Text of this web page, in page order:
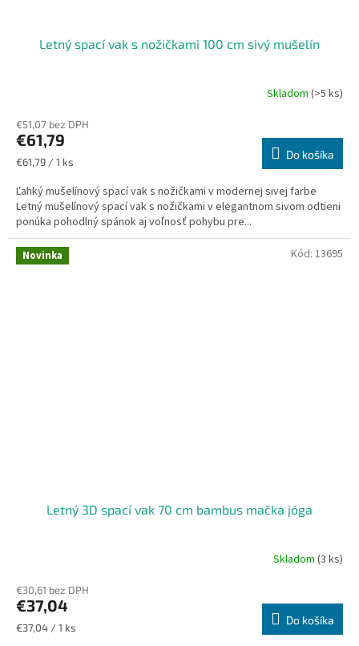
Letný spací vak s nožičkami 100 cm sivý mušelín
Skladom (>5 ks)
€51,07 bez DPH
€61,79
Jednotková
€61,79 / 1 ks
Do košíka
Ľahký mušelínový spací vak s nožičkami v modernej sivej farbe
Letný mušelínový spací vak s nožičkami v elegantnom sivom odtieni
ponúka pohodlný spánok aj voľnosť pohybu pre...
Novinka
Letný 3D spací vak 70 cm bambus mačka jóga
Skladom (3 ks)
€30,61 bez DPH
€37,04
Jednotková
€37,04 / 1 ks
Do košíka
Kód: 13695